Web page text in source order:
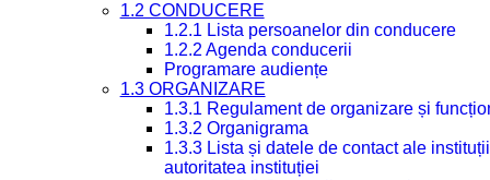
1.2 CONDUCERE
1.2.1 Lista persoanelor din conducere
1.2.2 Agenda conducerii
Programare audiențe
1.3 ORGANIZARE
1.3.1 Regulament de organizare și
1.3.2 Organigrama
1.3.3 Lista și datele de contact ale
autoritatea instituției